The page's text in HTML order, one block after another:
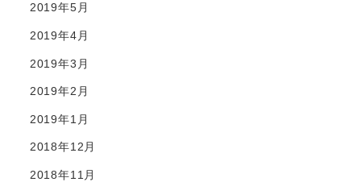
2019年5月
2019年4月
2019年3月
2019年2月
2019年1月
2018年12月
2018年11月